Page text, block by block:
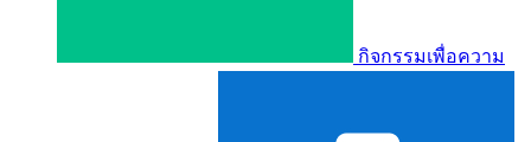
กิจกรรมเพื่อความ